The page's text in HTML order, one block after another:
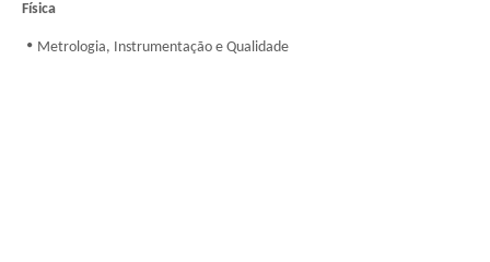
Física
Metrologia, Instrumentação e Qualidade